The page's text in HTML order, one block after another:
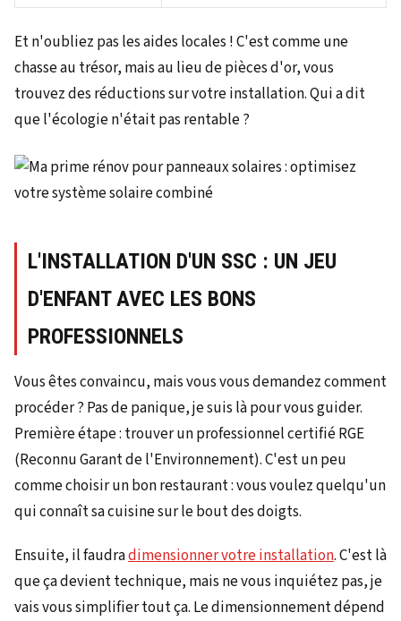
Et n'oubliez pas les aides locales ! C'est comme une
chasse au trésor, mais au lieu de pièces d'or, vous
trouvez des réductions sur votre installation. Qui a dit
que l'écologie n'était pas rentable ?
L'INSTALLATION D'UN SSC : UN JEU
D'ENFANT AVEC LES BONS
PROFESSIONNELS
Vous êtes convaincu, mais vous vous demandez comment
procéder ? Pas de panique, je suis là pour vous guider.
Première étape : trouver un professionnel certifié RGE
(Reconnu Garant de l'Environnement). C'est un peu
comme choisir un bon restaurant : vous voulez quelqu'un
qui connaît sa cuisine sur le bout des doigts.
Ensuite, il faudradimensionner votre installation. C'est là
que ça devient technique, mais ne vous inquiétez pas, je
vais vous simplifier tout ça. Le dimensionnement dépend